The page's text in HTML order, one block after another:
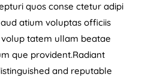
quos conse ctetur adipi
atium voluptas officiis
tatem ullam beatae
que provident.Radiant
and reputable